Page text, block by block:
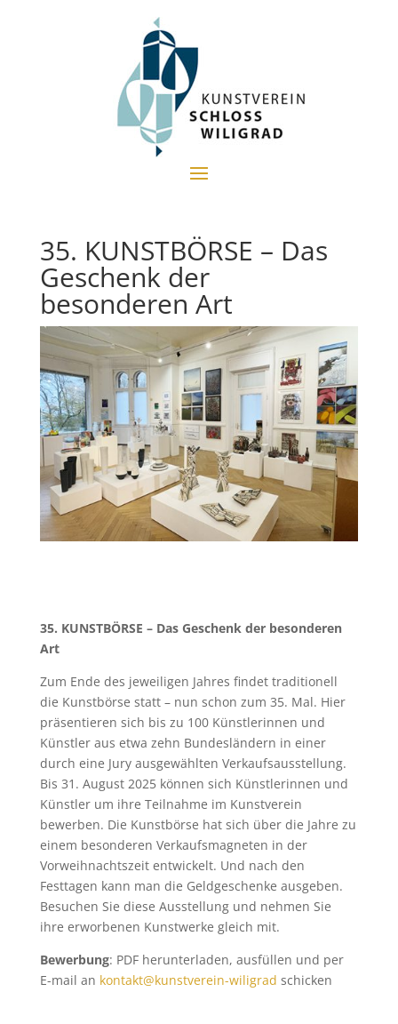
35. KUNSTBÖRSE – Das
Geschenk der
besonderen Art
35. KUNSTBÖRSE – Das Geschenk der besonderen
Art
Zum Ende des jeweiligen Jahres findet traditionell
die Kunstbörse statt – nun schon zum 35. Mal. Hier
präsentieren sich bis zu 100 Künstlerinnen und
Künstler aus etwa zehn Bundesländern in einer
durch eine Jury ausgewählten Verkaufsausstellung.
Bis 31. August 2025 können sich Künstlerinnen und
Künstler um ihre Teilnahme im Kunstverein
bewerben. Die Kunstbörse hat sich über die Jahre zu
einem besonderen Verkaufsmagneten in der
Vorweihnachtszeit entwickelt. Und nach den
Festtagen kann man die Geldgeschenke ausgeben.
Besuchen Sie diese Ausstellung und nehmen Sie
ihre erworbenen Kunstwerke gleich mit.
Bewerbung: PDF herunterladen, ausfüllen und per
E-mail an kontakt@kunstverein-wiligrad schicken